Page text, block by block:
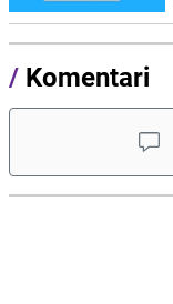
/ Komentari